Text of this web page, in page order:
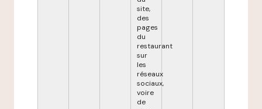
site,
des
pages
du
restaurant
sur
les
réseaux
sociaux,
voire
de